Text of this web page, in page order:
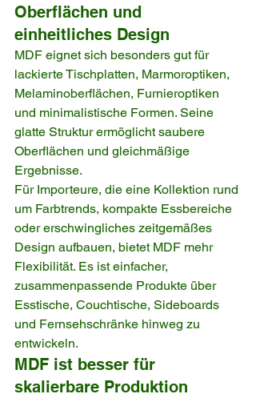
Oberflächen und
einheitliches Design
MDF eignet sich besonders gut für
lackierte Tischplatten, Marmoroptiken,
Melaminoberflächen, Furnieroptiken
und minimalistische Formen. Seine
glatte Struktur ermöglicht saubere
Oberflächen und gleichmäßige
Ergebnisse.
Für Importeure, die eine Kollektion rund
um Farbtrends, kompakte Essbereiche
oder erschwingliches zeitgemäßes
Design aufbauen, bietet MDF mehr
Flexibilität. Es ist einfacher,
zusammenpassende Produkte über
Esstische, Couchtische, Sideboards
und Fernsehschränke hinweg zu
entwickeln.
MDF ist besser für
skalierbare Produktion